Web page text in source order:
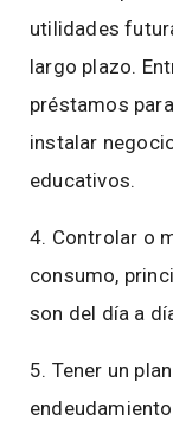
utilidades
largo plazo.
préstamos
instalar
educativos.
4. Controlar o
consumo,
son del día a
5. Tener un